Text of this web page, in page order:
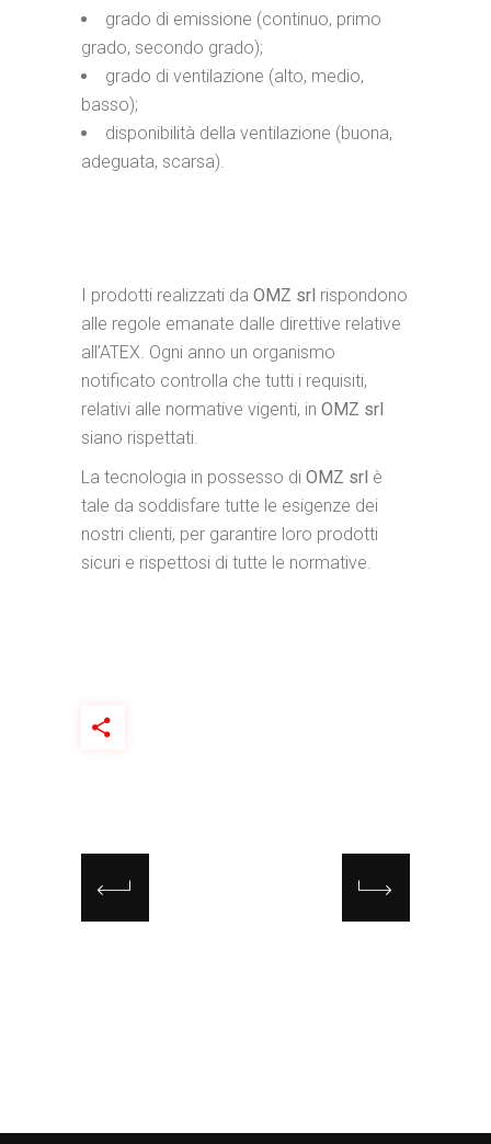
grado di emissione (continuo, primo
grado, secondo grado);
grado di ventilazione (alto, medio,
basso);
disponibilità della ventilazione (buona,
adeguata, scarsa).
I prodotti realizzati da OMZ srl rispondono
alle regole emanate dalle direttive relative
all’ATEX. Ogni anno un organismo
notificato controlla che tutti i requisiti,
relativi alle normative vigenti, in OMZ srl
siano rispettati.
La tecnologia in possesso di OMZ srl è
tale da soddisfare tutte le esigenze dei
nostri clienti, per garantire loro prodotti
sicuri e rispettosi di tutte le normative.